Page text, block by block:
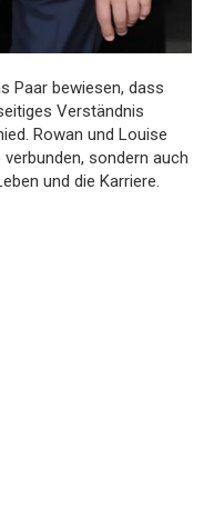
Paar bewiesen, dass
Verständnis
Rowan und Louise
sondern auch
und die Karriere.